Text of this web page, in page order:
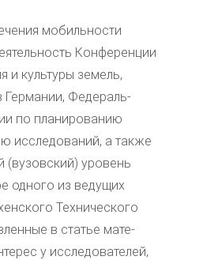
мобильности
Конференции
и культуры земель,
Федераль-
по планированию
исследований, а также
(вузовский) уровень
одного из ведущих
Технического
в статье мате-
у исследователей,